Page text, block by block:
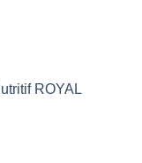
ROYAL